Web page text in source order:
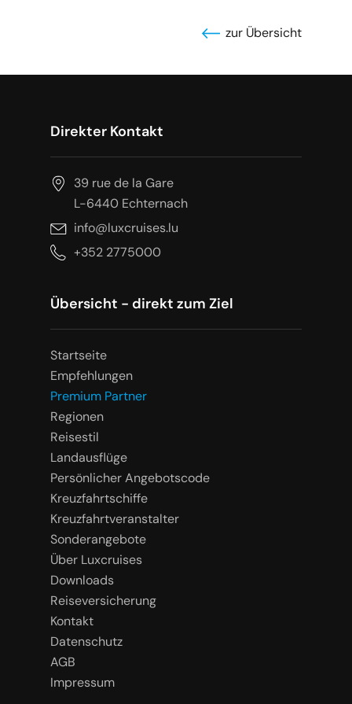
zur Übersicht
Direkter Kontakt
39 rue de la Gare
L-6440 Echternach
info@luxcruises.lu
+352 2775000
Übersicht - direkt zum Ziel
Startseite
Empfehlungen
Premium Partner
Regionen
Reisestil
Landausflüge
Persönlicher Angebotscode
Kreuzfahrtschiffe
Kreuzfahrtveranstalter
Sonderangebote
Über Luxcruises
Downloads
Reiseversicherung
Kontakt
Datenschutz
AGB
Impressum